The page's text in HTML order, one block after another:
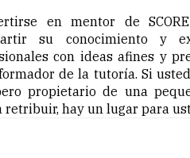
en mentor de
su conocimiento y
con ideas afines y
de la tutoría. Si
propietario de una
retribuir, hay un lugar para